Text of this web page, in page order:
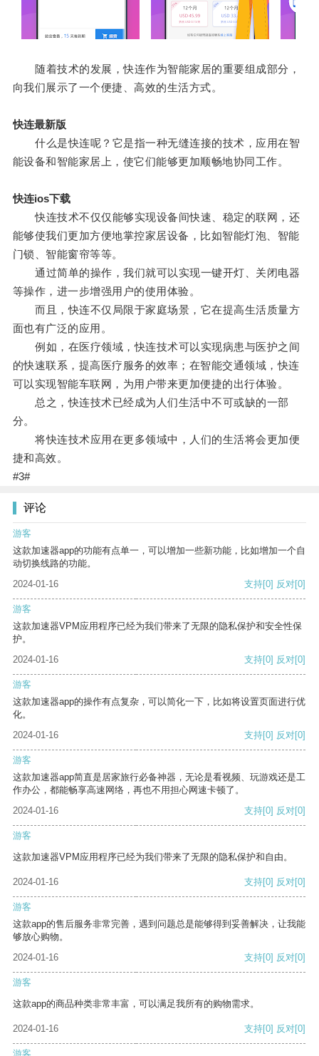
随着技术的发展，快连作为智能家居的重要组成部分，
向我们展示了一个便捷、高效的生活方式。
快连最新版
什么是快连呢？它是指一种无缝连接的技术，应用在智
能设备和智能家居上，使它们能够更加顺畅地协同工作。
快连ios下载
快连技术不仅仅能够实现设备间快速、稳定的联网，还
能够使我们更加方便地掌控家居设备，比如智能灯泡、智能
门锁、智能窗帘等等。
通过简单的操作，我们就可以实现一键开灯、关闭电器
等操作，进一步增强用户的使用体验。
而且，快连不仅局限于家庭场景，它在提高生活质量方
面也有广泛的应用。
例如，在医疗领域，快连技术可以实现病患与医护之间
的快速联系，提高医疗服务的效率；在智能交通领域，快连
可以实现智能车联网，为用户带来更加便捷的出行体验。
总之，快连技术已经成为人们生活中不可或缺的一部
分。
将快连技术应用在更多领域中，人们的生活将会更加便
捷和高效。
#3#
评论
游客
这款加速器app的功能有点单一，可以增加一些新功能，比如增加一个自
动切换线路的功能。
2024-01-16
支持[0] 反对[0]
游客
这款加速器VPM应用程序已经为我们带来了无限的隐私保护和安全性保
护。
2024-01-16
支持[0] 反对[0]
游客
这款加速器app的操作有点复杂，可以简化一下，比如将设置页面进行优
化。
2024-01-16
支持[0] 反对[0]
游客
这款加速器app简直是居家旅行必备神器，无论是看视频、玩游戏还是工
作办公，都能畅享高速网络，再也不用担心网速卡顿了。
2024-01-16
支持[0] 反对[0]
游客
这款加速器VPM应用程序已经为我们带来了无限的隐私保护和自由。
2024-01-16 支持[0] 反对[0]
游客
这款app的售后服务非常完善，遇到问题总是能够得到妥善解决，让我能
够放心购物。
2024-01-16
支持[0] 反对[0]
游客
这款app的商品种类非常丰富，可以满足我所有的购物需求。
2024-01-16 支持[0] 反对[0]
游客